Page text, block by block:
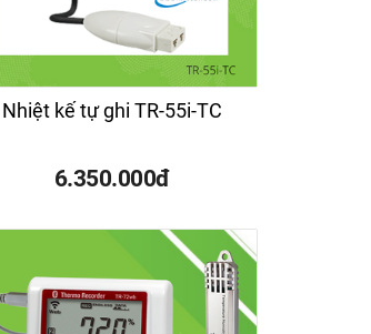
Nhiệt kế tự ghi TR-55i-TC
6.350.000đ